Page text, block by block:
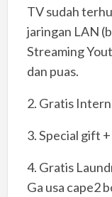
TV sudah
jaringan LAN
Streaming
dan puas.
2. Gratis
3. Special gift
4. Gratis
Ga usa cape2